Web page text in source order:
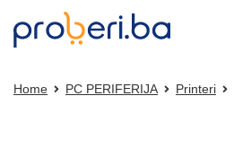
Home PC PERIFERIJA Printeri